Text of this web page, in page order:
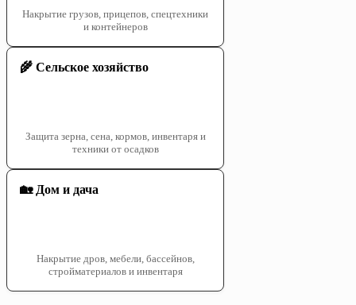
Накрытие грузов, прицепов, спецтехники
и контейнеров
🌾 Сельское хозяйство
Защита зерна, сена, кормов, инвентаря и
техники от осадков
🏡 Дом и дача
Накрытие дров, мебели, бассейнов,
стройматериалов и инвентаря